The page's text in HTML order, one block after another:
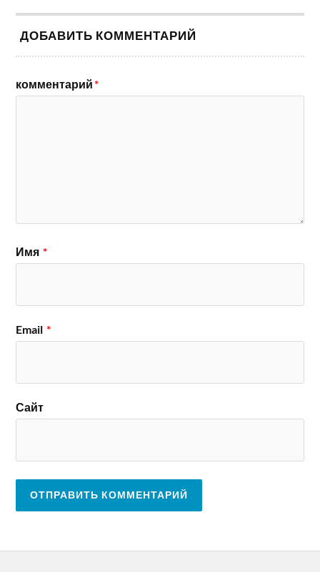
ДОБАВИТЬ КОММЕНТАРИЙ
комментарий*
Имя *
Email *
Сайт